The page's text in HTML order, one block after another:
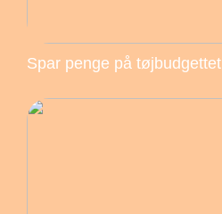
Spar penge på tøjbudgettet